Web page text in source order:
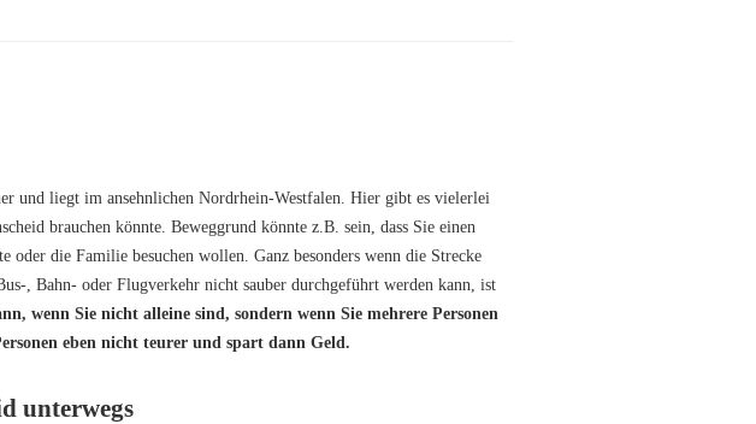
und liegt im ansehnlichen Nordrhein-Westfalen. Hier gibt es vielerlei
brauchen könnte. Beweggrund könnte z.B. sein, dass Sie einen
oder die Familie besuchen wollen. Ganz besonders wenn die Strecke
, Bahn- oder Flugverkehr nicht sauber durchgeführt werden kann, ist
wenn Sie nicht alleine sind, sondern wenn Sie mehrere Personen
eben nicht teurer und spart dann Geld.
unterwegs